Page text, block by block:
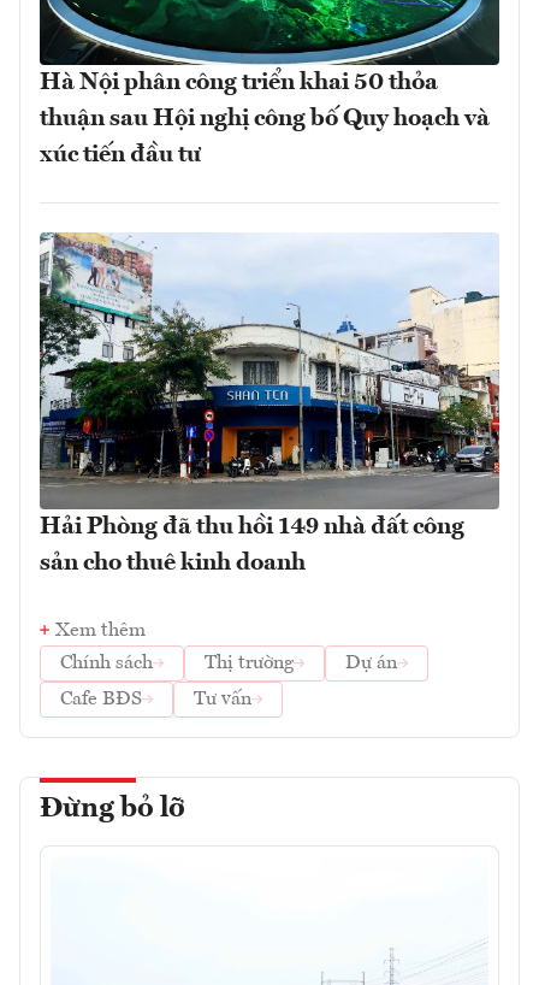
Hà Nội phân công triển khai 50 thỏa
thuận sau Hội nghị công bố Quy hoạch và
xúc tiến đầu tư
Hải Phòng đã thu hồi 149 nhà đất công
sản cho thuê kinh doanh
Xem thêm
Chính sách
Thị trường
Dự án
Cafe BĐS
Tư vấn
Đừng bỏ lỡ